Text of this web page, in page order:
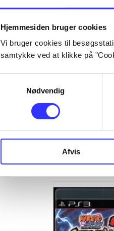
Hjemmesiden bruger cookies
Vi bruger cookies til
samtykke ved at klikke på
Nødvendig
Afvis
...
...